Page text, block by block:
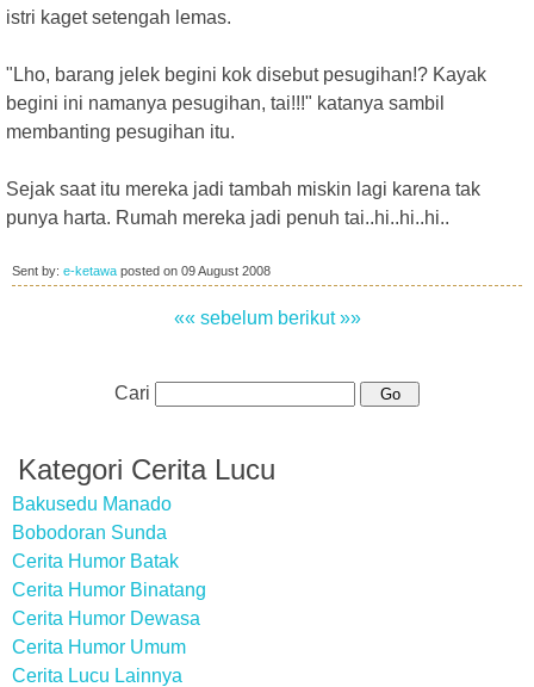
istri kaget setengah lemas.
"Lho, barang jelek begini kok disebut pesugihan!? Kayak
begini ini namanya pesugihan, tai!!!" katanya sambil
membanting pesugihan itu.
Sejak saat itu mereka jadi tambah miskin lagi karena tak
punya harta. Rumah mereka jadi penuh tai..hi..hi..hi..
Sent by: e-ketawa posted on 09 August 2008
«« sebelum berikut »»
Cari
Kategori Cerita Lucu
Bakusedu Manado
Bobodoran Sunda
Cerita Humor Batak
Cerita Humor Binatang
Cerita Humor Dewasa
Cerita Humor Umum
Cerita Lucu Lainnya